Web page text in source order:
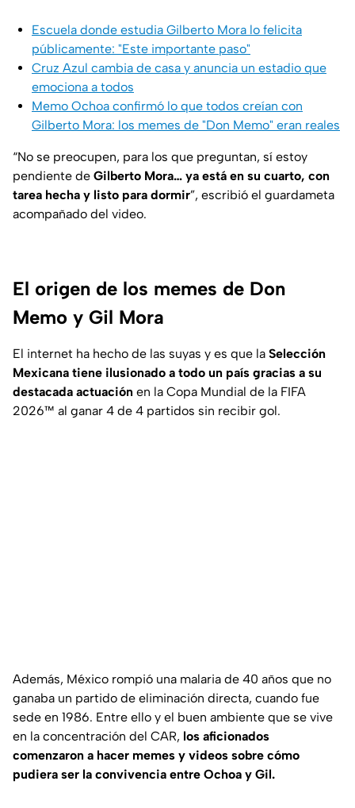
Escuela donde estudia Gilberto Mora lo felicita
públicamente: "Este importante paso"
Cruz Azul cambia de casa y anuncia un estadio que
emociona a todos
Memo Ochoa confirmó lo que todos creían con
Gilberto Mora: los memes de "Don Memo" eran reales
“No se preocupen, para los que preguntan, sí estoy
pendiente de Gilberto Mora… ya está en su cuarto, con
tarea hecha y listo para dormir”, escribió el guardameta
acompañado del video.
El origen de los memes de Don
Memo y Gil Mora
El internet ha hecho de las suyas y es que la Selección
Mexicana tiene ilusionado a todo un país gracias a su
destacada actuación en la Copa Mundial de la FIFA
2026™ al ganar 4 de 4 partidos sin recibir gol.
Además, México rompió una malaria de 40 años que no
ganaba un partido de eliminación directa, cuando fue
sede en 1986. Entre ello y el buen ambiente que se vive
en la concentración del CAR, los aficionados
comenzaron a hacer memes y videos sobre cómo
pudiera ser la convivencia entre Ochoa y Gil.